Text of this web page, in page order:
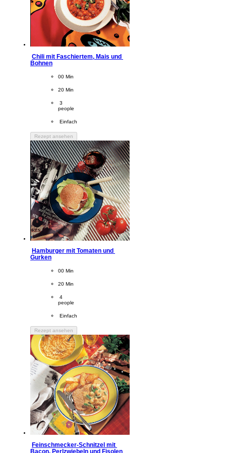
Chili mit Faschiertem, Mais und
Bohnen
CookingTime
00 Min
PreparationTime
20 Min
Servings
3
people
Difficulty
Einfach
Rezept ansehen
Hamburger mit Tomaten und
Gurken
CookingTime
00 Min
PreparationTime
20 Min
Servings
4
people
Difficulty
Einfach
Rezept ansehen
Feinschmecker-Schnitzel mit
Bacon, Perlzwiebeln und Fisolen